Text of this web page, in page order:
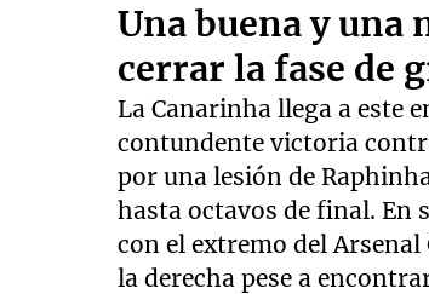
Una buena y una
cerrar la fase de
La Canarinha llega a este
contundente victoria
por una lesión de
hasta octavos de final. En
con el extremo del
la derecha pese a